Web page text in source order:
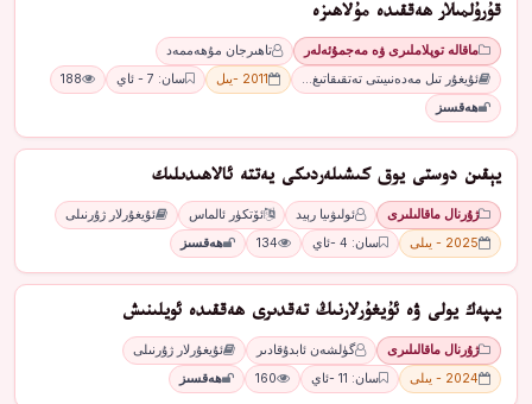
قۇرۇلمىلار ھەققىدە مۇلاھىزە
ماقالە توپلاملىرى ۋە مەجمۇئەلەر
تاھىرجان مۇھەممەد
ئۇيغۇر تىل مەدەنىيىتى تەتقىقاتىغ…
2011 -يىل سان: 7 - ئاي
188
ھەقسىز
ﻳﯧﻘﯩﻦ ﺩﻭﺳﺘﻰ ﻳﻮﻕ ﻛﯩﺸﯩﻠﻪﺭﺩﯨﻜﻰ ﻳﻪﺗﺘﻪ ئالاھىدىلىك
ژۇرنال ماقالىلىرى ﺋﻮﻟﯩﯟﯨﻴﺎ ﺭﯦﻴﺪ ﺋﯚﺗﻜﯜﺭ ﺋﺎﻟﻤﺎﺱ
ئۇيغۇرلار ژۇرنىلى
2025 - يىلى
سان: 4 -ئاي 134 ھەقسىز
ﻳﯩﭙﻪﻙ ﻳﻮﻟﻰ ۋە ئۇيغۇرﻻرﻧﯩﯔ ﺗﻪﻗﺪﯨﺮﻯ ﮬﻪﻗﻘﯩﺪە ئويلىنىش
ژۇرنال ماقالىلىرى گۈلشەن ئابدۇقادىر
ئۇيغۇرلار ژۇرنىلى
2024 - يىلى
سان: 11 -ئاي 160 ھەقسىز